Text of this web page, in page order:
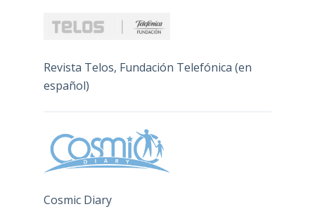
Revista Telos, Fundación Telefónica (en
español)
Cosmic Diary